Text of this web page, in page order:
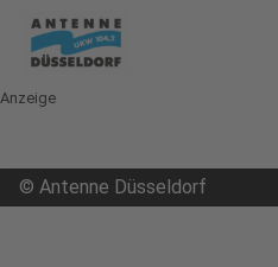
Anzeige
© Antenne Düsseldorf